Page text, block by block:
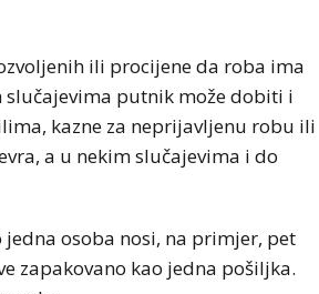
ili procijene da roba ima
putnik može dobiti i
kazne za neprijavljenu robu ili
a u nekim slučajevima i do
jedna osoba nosi, na primjer, pet
zapakovano kao jedna pošiljka.